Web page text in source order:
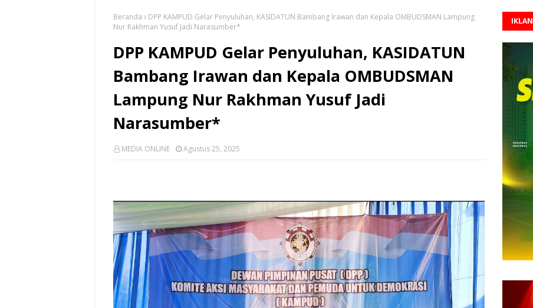
Beranda
DPP KAMPUD Gelar Penyuluhan, KASIDATUN Bambang Irawan dan Kepala OMBUDSMAN Lampung
Nur Rakhman Yusuf Jadi Narasumber*
DPP KAMPUD Gelar Penyuluhan, KASIDATUN
Bambang Irawan dan Kepala OMBUDSMAN
Lampung Nur Rakhman Yusuf Jadi
Narasumber*
MEDIA ONLINE Agustus 25, 2025
IKLAN